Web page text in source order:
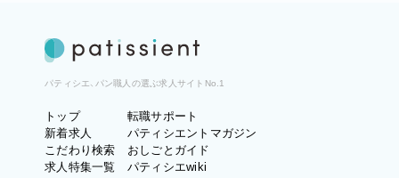
パティシエ、パン職人の選ぶ求人サイトNo.1
トップ
新着求人
こだわり検索
求人特集一覧
転職サポート
パティシエントマガジン
おしごとガイド
パティシエwiki